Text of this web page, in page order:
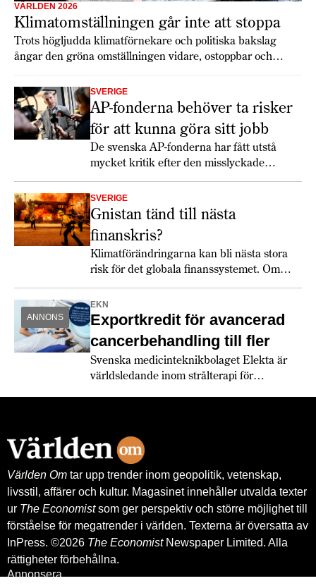
VÄRLDEN 2026
Klimatomställningen går inte att stoppa
Trots högljudda klimatförnekare och politiska bakslag
ångar den gröna omställningen vidare, ostoppbar och
Trump eller geopolitisk oro kan bromsa den
samhällstransformation som nu rullar över världen.
SVERIGE
AP-fonderna behöver ta risker
för att kunna göra sitt jobb
De svenska AP-fonderna har fått utstå
mycket kritik efter den misslyckade
Men Niklas Ekvall på Fjärde AP-fonden
och Mats Langensjö på konsultfirman
Arkwright menar att sådana risker måste
tas.
SVERIGE
Gnistan tänd till nästa
finanskris?
Klimatförändringarna kan bli nästa stora
risk för det globala finanssystemet. Om
fastighetsvärden rasar hotas hela
ekonomin.
ANNONS
EKN
Exportkredit för avancerad
cancerbehandling till fler
Svenska medicinteknikbolaget Elekta är
världsledande inom strålterapi för
Exportkreditnämnden, EKN.
Världen Om tar upp trender inom geopolitik, vetenskap,
livsstil, affärer och kultur. Magasinet innehåller utvalda texter
ur The Economistsom ger perspektiv och större möjlighet till
förståelse för megatrender i världen. Texterna är översatta av
InPress. ©2026 The EconomistNewspaper Limited. Alla
rättigheter förbehållna.
Annonsera